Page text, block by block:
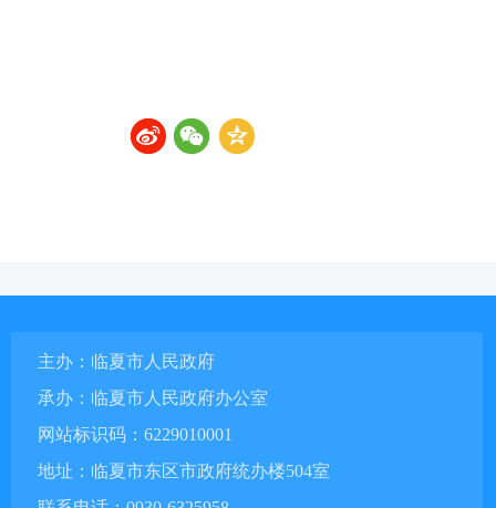
主办：临夏市人民政府
承办：临夏市人民政府办公室
网站标识码：6229010001
地址：临夏市东区市政府统办楼504室